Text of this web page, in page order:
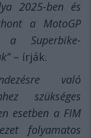
2025-ben és
a MotoGP
a Superbike-
– írják.
való
szükséges
esetben a FIM
folyamatos